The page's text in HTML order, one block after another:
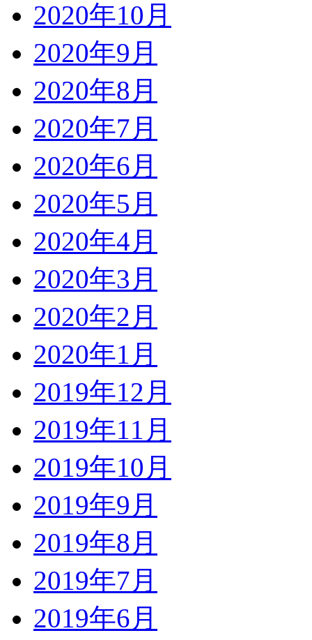
2020年10月
2020年9月
2020年8月
2020年7月
2020年6月
2020年5月
2020年4月
2020年3月
2020年2月
2020年1月
2019年12月
2019年11月
2019年10月
2019年9月
2019年8月
2019年7月
2019年6月